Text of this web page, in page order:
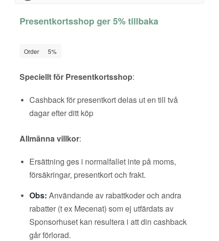
Presentkortsshop ger 5% tillbaka
Order 5%
Speciellt för Presentkortsshop:
Cashback för presentkort delas ut en till två
dagar efter ditt köp
Allmänna villkor:
Ersättning ges i normalfallet inte på moms,
försäkringar, presentkort och frakt.
Obs: Användande av rabattkoder och andra
rabatter (t ex Mecenat) som ej utfärdats av
Sponsorhuset kan resultera i att din cashback
går förlorad.